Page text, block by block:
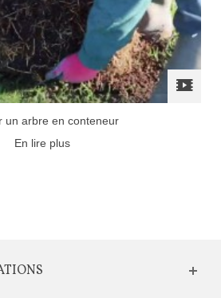
un arbre en conteneur
En lire plus